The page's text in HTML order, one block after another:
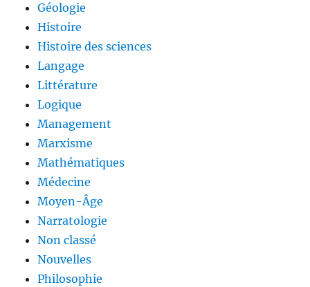
Géologie
Histoire
Histoire des sciences
Langage
Littérature
Logique
Management
Marxisme
Mathématiques
Médecine
Moyen-Âge
Narratologie
Non classé
Nouvelles
Philosophie